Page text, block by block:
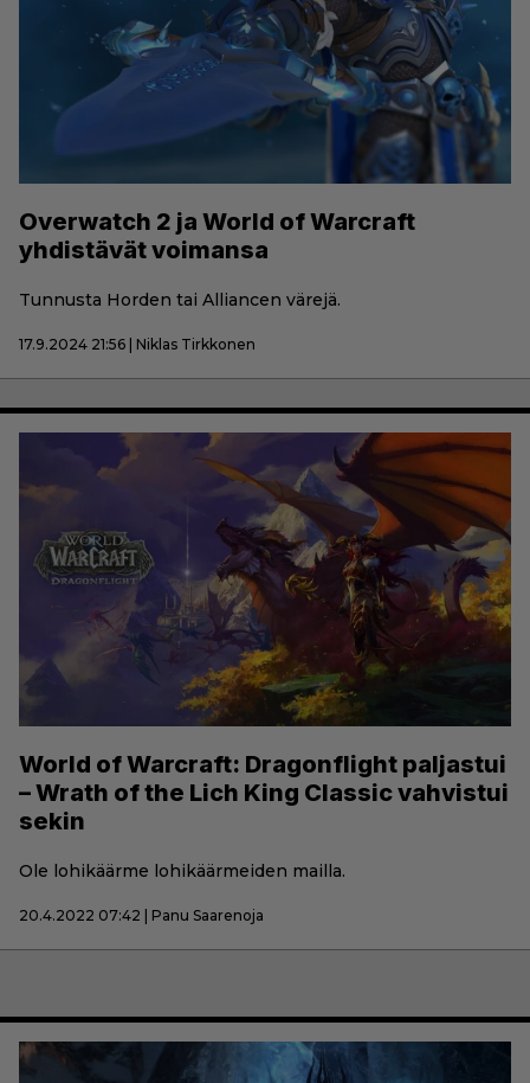
Overwatch 2 ja World of Warcraft
yhdistävät voimansa
Tunnusta Horden tai Alliancen värejä.
17.9.2024 21:56 | Niklas Tirkkonen
World of Warcraft: Dragonflight paljastui
– Wrath of the Lich King Classic vahvistui
sekin
Ole lohikäärme lohikäärmeiden mailla.
20.4.2022 07:42 | Panu Saarenoja